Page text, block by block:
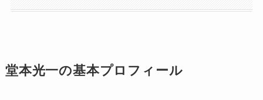
堂本光一の基本プロフィール